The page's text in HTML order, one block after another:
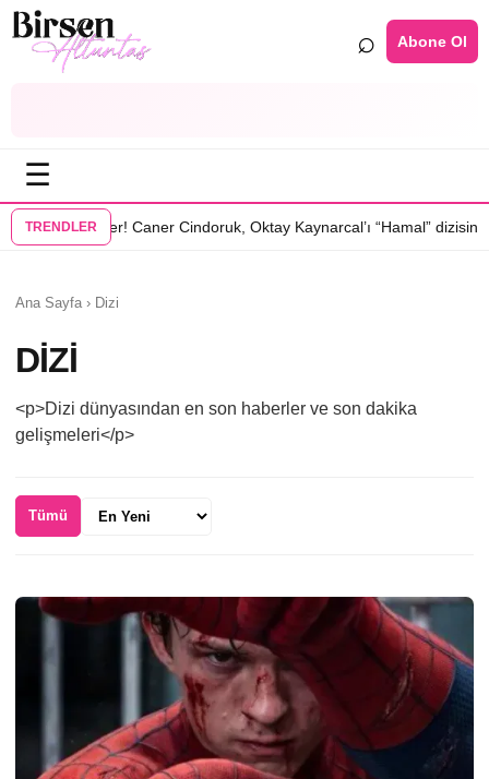
⌕ Abone Ol
☰
TRENDLER
transfer! Caner Cindoruk, Oktay Kaynarcal’ı “Hamal” dizisinde•
Ana Sayfa › Dizi
DIZI
<p>Dizi dünyasından en son haberler ve son dakika
gelişmeleri</p>
Tümü Sıralama